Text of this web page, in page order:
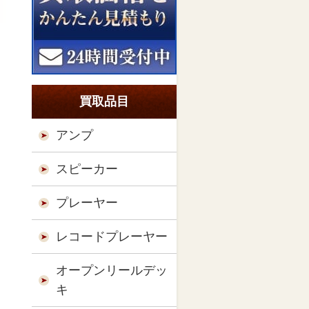
買取品目
アンプ
スピーカー
プレーヤー
レコードプレーヤー
オープンリールデッ
キ